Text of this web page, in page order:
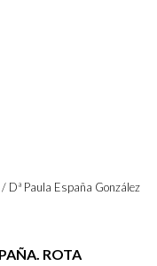
Paula España González
ROTA